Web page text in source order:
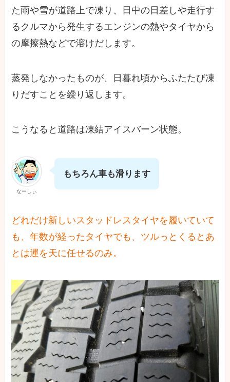
た雨や雪が道路上で凍り、日中の日差しや走行す
るクルマから発生するエンジンの熱やタイヤから
の摩擦熱などで溶けだします。
蒸発しなかったものが、日暮れ頃からふたたび凍
りだすことを繰り返します。
こうなると道路は凍結アイスバーン状態。
なーしぃ
もちろん車も滑ります
どれだけ新しいスタッドレスタイヤを履いていて
も、年数が経ったタイヤでも、ツルっとくるとあ
とは運を天に任せるのみ。